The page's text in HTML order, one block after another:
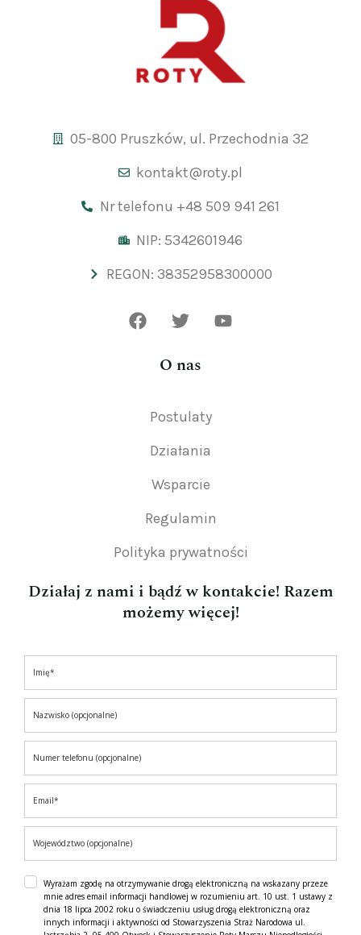
05-800 Pruszków, ul. Przechodnia 32
kontakt@roty.pl
Nr telefonu +48 509 941 261
NIP: 5342601946
REGON: 38352958300000
O nas
Postulaty
Działania
Wsparcie
Regulamin
Polityka prywatności
Działaj z nami i bądź w kontakcie! Razem
możemy więcej!
Wyrażam zgodę na otrzymywanie drogą elektroniczną na wskazany przeze
mnie adres email informacji handlowej w rozumieniu art. 10 ust. 1 ustawy z
dnia 18 lipca 2002 roku o świadczeniu usług drogą elektroniczną oraz
innych informacji i aktywności od Stowarzyszenia Straż Narodowa ul.